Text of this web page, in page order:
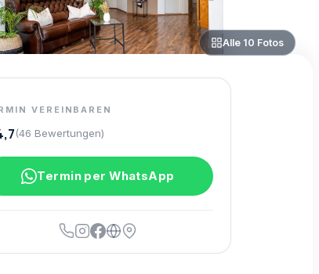
Alle 10 Fotos
VEREINBAREN
(46 Bewertungen)
Termin per WhatsApp